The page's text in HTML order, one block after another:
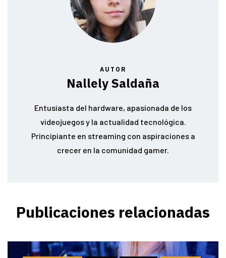
AUTOR
Nallely Saldaña
Entusiasta del hardware, apasionada de los
videojuegos y la actualidad tecnológica.
Principiante en streaming con aspiraciones a
crecer en la comunidad gamer.
Publicaciones relacionadas